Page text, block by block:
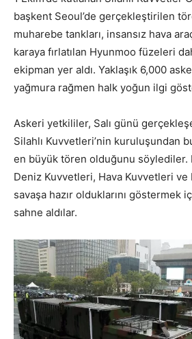
başkent Seoul’de gerçekleştirilen
muharebe tankları, insansız hava
karaya fırlatılan Hyunmoo füzeleri
ekipman yer aldı. Yaklaşık 6,000
yağmura rağmen halk yoğun ilgi
Askeri yetkililer, Salı günü
Silahlı Kuvvetleri’nin kuruluşundan
en büyük tören olduğunu söylediler.
Deniz Kuvvetleri, Hava Kuvvetleri
savaşa hazır olduklarını göstermek
sahne aldılar.